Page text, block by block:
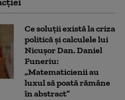
Ce soluții există la criza
politică și calculele lui
Nicușor Dan. Daniel
Funeriu:
„Matematicienii au
luxul să poată rămâne
în abstract”